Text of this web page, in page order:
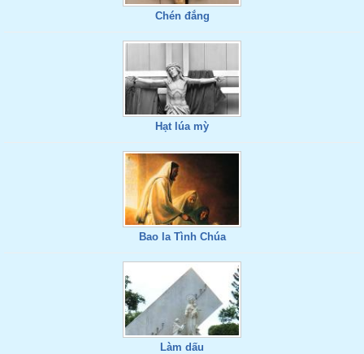
Chén đắng
Hạt lúa mỳ
Bao la Tình Chúa
Làm dấu